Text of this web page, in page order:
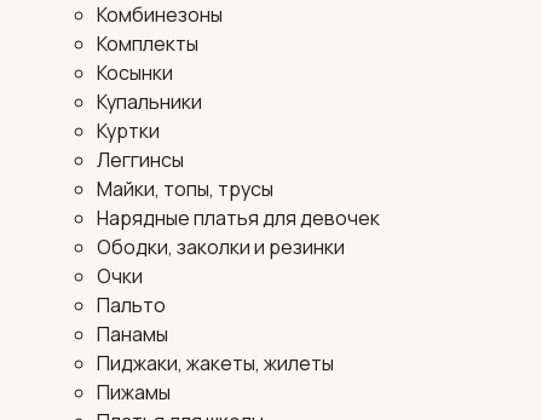
Комбинезоны
Комплекты
Косынки
Купальники
Куртки
Леггинсы
Майки, топы, трусы
Нарядные платья для девочек
Ободки, заколки и резинки
Очки
Пальто
Панамы
Пиджаки, жакеты, жилеты
Пижамы